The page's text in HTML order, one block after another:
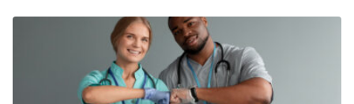
excretion. International Journal of Cardiology.
https://doi.org/10.1016/j.ijcard.2015.08.109
Álvarez-Lario, B., & Macarrón-Vicente, J. (2010). Uric acid
and evolution. Rheumatology.